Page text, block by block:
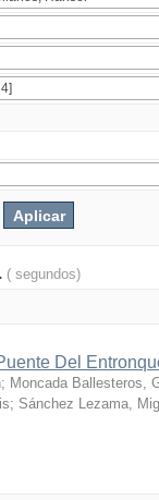
( segundos)
Del
; Moncada Ballesteros,
; Sánchez Lezama,